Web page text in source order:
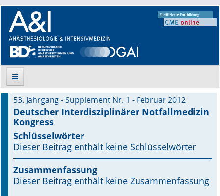
Suche
Aktuelle Ausgabe
Leitlinien
Archiv
53. Jahrgang - Supplement Nr. 1 - Februar 2012
Deutscher Interdisziplinärer Notfallmedizin
Kongress
Schlüsselwörter
Dieser Beitrag enthält keine Schlüsselwörter
Zusammenfassung
Dieser Beitrag enthält keine Zusammenfassung